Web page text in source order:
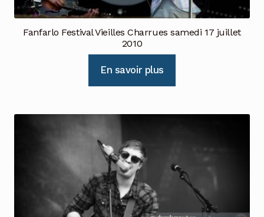
Fanfarlo Festival Vieilles Charrues samedi 17 juillet
2010
En savoir plus